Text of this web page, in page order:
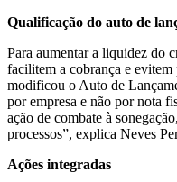
Qualificação do auto de
Para aumentar a liquidez do
facilitem a cobrança e evitem
modificou o Auto de
por empresa e não por nota
ação de combate à
processos”, explica Neves
Ações integradas